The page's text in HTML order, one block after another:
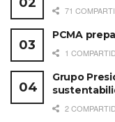
71
PCMA
1
Grupo
2